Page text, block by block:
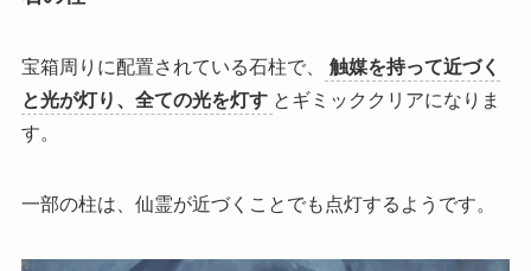
宝箱周りに配置されている石柱で、
触媒を持って近づく
と光が灯り、全ての光を灯す とギミッククリアになりま
す。
一部の柱は、仙霊が近づくことでも点灯するようです。